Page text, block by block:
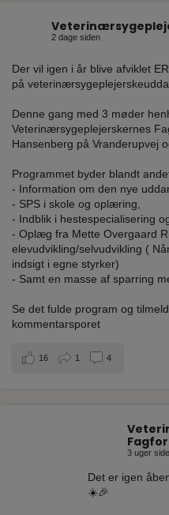
2 dage siden
Der vil igen i år blive afviklet
på
Denne gang med 3 møder
Veterinærsygeplejerskernes
Hansenberg på Vranderupvej
Programmet byder blandt
- Information om den nye
- SPS i skole og oplæring,
- Indblik i hestespecialisering
- Oplæg fra Mette Overgaard
elevudvikling/selvudvikling (
indsigt i egne styrker)
- Samt en masse af sparring
Se det fulde program og
kommentarsporet
16 1 4
3 uger
Det er igen
☀️🎉